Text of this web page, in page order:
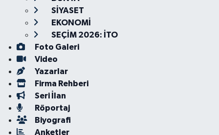
SİYASET
EKONOMİ
SEÇİM 2026: İTO
Foto Galeri
Video
Yazarlar
Firma Rehberi
Seri İlan
Röportaj
Biyografi
Anketler